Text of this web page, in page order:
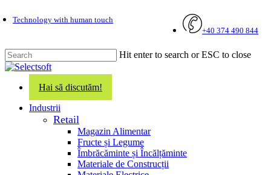
content
Technology with human touch
+40 374 490 844
Hit enter to search or ESC to close
Close
Search
Hai să discutăm!
search
Menu Industrii
Retail
Magazin Alimentar
Fructe și Legume
Îmbrăcăminte și Încălțăminte
Materiale de Construcții